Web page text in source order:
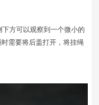
方可以观察到一个微小的
需要将后盖打开，将挂绳